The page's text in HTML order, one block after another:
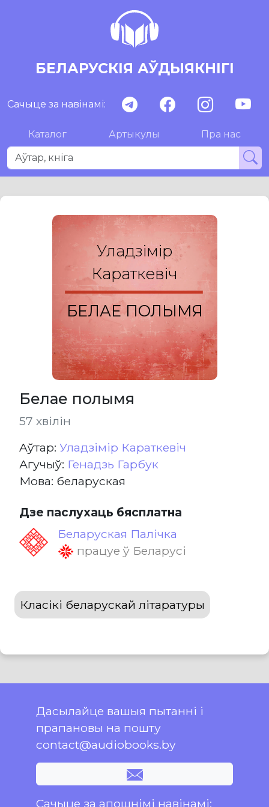
БЕЛАРУСКІЯ АЎДЫЯКНІГІ
Сачыце за навінамі:
Каталог Артыкулы Пра нас
Уладзімір
Караткевіч
БЕЛАЕ ПОЛЫМЯ
Белае полымя
57 хвілін
Aўтар: Уладзімір Караткевіч
Агучыў: Генадзь Гарбук
Мова: беларуская
Дзе паслухаць бясплатна
Беларуская Палічка
працуе ў Беларусі
Класікі беларускай літаратуры
Дасылайце вашыя пытанні і
прапановы на пошту
contact@audiobooks.by
Сачыце за апошнімі навінамі: